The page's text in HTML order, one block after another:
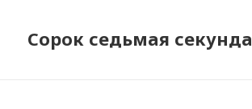
Сорок седьмая секунда